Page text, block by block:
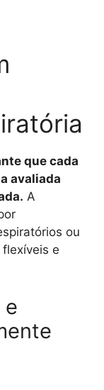
que cada
avaliada
A
ou
e
e